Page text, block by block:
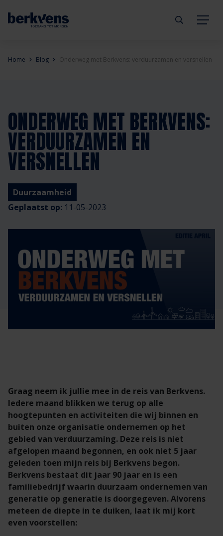
Kozijnen
Hang- & sluitwerk
Diensten
Technische documentatie
Veelgestelde vragen
Meergezinswoning
Utiliteitsgebouw
Prefab woning
Architect
Projectontwikkelaar
Handelspartner
Brandwerend
Geluidwerend
Rookwerend
Duurzaamheid
Brochures
Technische documentatie
Veelgestelde vragen
Webshop
Inspiratie
Verkooppunten
Veelgestelde vragen
Organisatie
Duurzaamheid
GND Garantiedeuren
Werken bij Berkvens
Home Blog Onderweg met Berkvens: verduurzamen en versnellen
ONDERWEG MET BERKVENS:
VERDUURZAMEN EN
VERSNELLEN
Duurzaamheid
Geplaatst op: 11-05-2023
Graag neem ik jullie mee in de reis van Berkvens.
Iedere maand blikken we terug op alle
hoogtepunten en activiteiten die wij binnen en
buiten onze organisatie ondernemen op het
gebied van verduurzaming. Deze reis is niet
afgelopen maand begonnen, en ook niet 5 jaar
geleden toen mijn reis bij Berkvens begon.
Berkvens bestaat dit jaar 90 jaar en is een
familiebedrijf waarin duurzaam ondernemen van
generatie op generatie is doorgegeven. Alvorens
meteen de diepte in te duiken, laat ik mij kort
even voorstellen: